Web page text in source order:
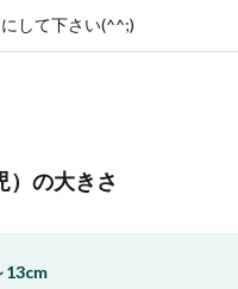
して下さい(^^;)
）の大きさ
13cm